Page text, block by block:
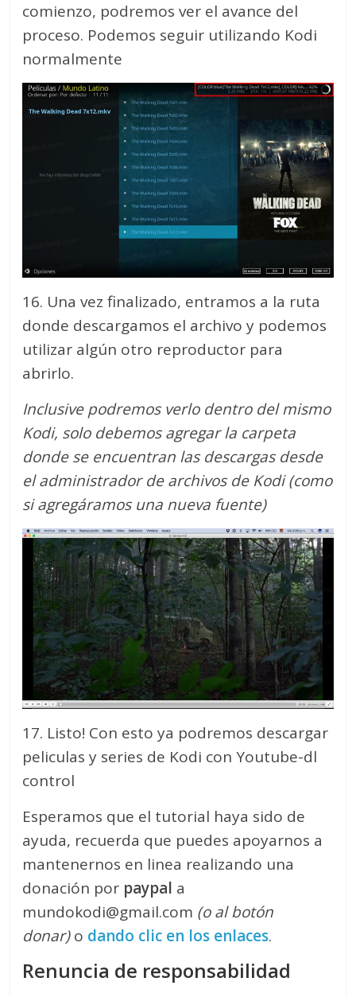
comienzo, podremos ver el avance del
proceso. Podemos seguir utilizando Kodi
normalmente
16. Una vez finalizado, entramos a la ruta
donde descargamos el archivo y podemos
utilizar algún otro reproductor para
abrirlo.
Inclusive podremos verlo dentro del mismo
Kodi, solo debemos agregar la carpeta
donde se encuentran las descargas desde
el administrador de archivos de Kodi (como
si agregáramos una nueva fuente)
17. Listo! Con esto ya podremos descargar
peliculas y series de Kodi con Youtube-dl
control
Esperamos que el tutorial haya sido de
ayuda, recuerda que puedes apoyarnos a
mantenernos en linea realizando una
donación por paypal a
mundokodi@gmail.com (o al botón
donar)o dando clic en los enlaces.
Renuncia de responsabilidad